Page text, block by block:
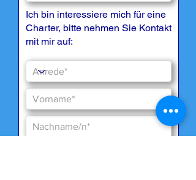
Ich bin interessiere mich für eine
Charter, bitte nehmen Sie Kontakt
mit mir auf: